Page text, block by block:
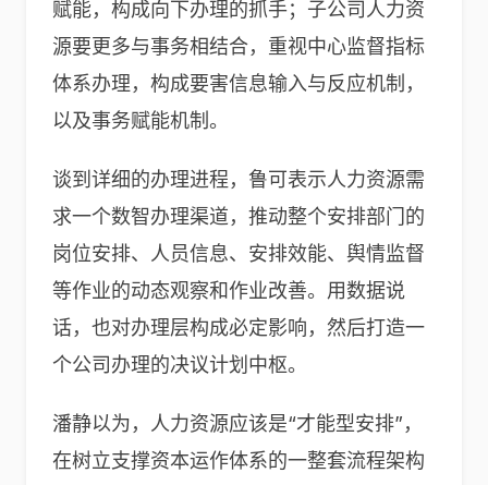
赋能，构成向下办理的抓手；子公司人力资
源要更多与事务相结合，重视中心监督指标
体系办理，构成要害信息输入与反应机制，
以及事务赋能机制。
谈到详细的办理进程，鲁可表示人力资源需
求一个数智办理渠道，推动整个安排部门的
岗位安排、人员信息、安排效能、舆情监督
等作业的动态观察和作业改善。用数据说
话，也对办理层构成必定影响，然后打造一
个公司办理的决议计划中枢。
潘静以为，人力资源应该是“才能型安排”，
在树立支撑资本运作体系的一整套流程架构